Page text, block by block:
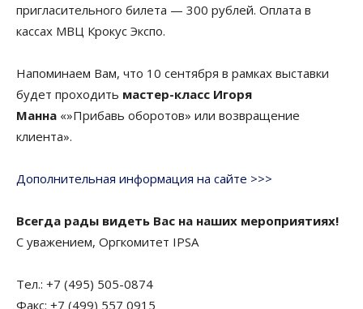
пригласительного билета — 300 рублей. Оплата в
кассах МВЦ Крокус Экспо.
Напоминаем Вам, что 10 сентября в рамках выставки
будет проходить мастер-класс Игоря
Манна «»Прибавь оборотов» или возвращение
клиента».
Дополнительная информация на сайте >>>
Всегда рады видеть Вас на наших мероприятиях!
С уважением, Оргкомитет IPSA
Тел.: +7 (495) 505-0874
Факс: +7 (499) 557 0915